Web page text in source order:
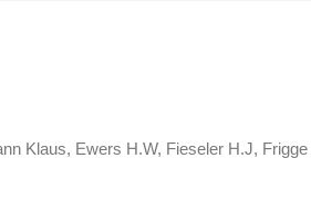
Klaus, Ewers H.W, Fieseler H.J,